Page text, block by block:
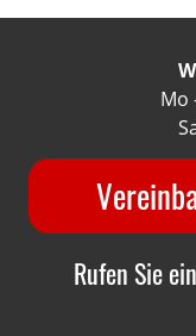
Mo
Rufen Sie